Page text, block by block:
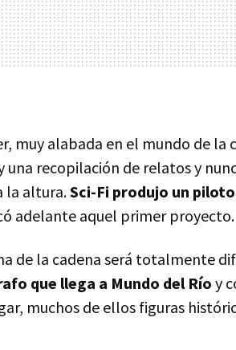
muy alabada en el mundo de la
recopilación de relatos y
la altura.Sci-Fi produjo un
adelante aquel primer proyecto.
de la cadena será totalmente
que llega a Mundo del Río y
muchos de ellos figuras